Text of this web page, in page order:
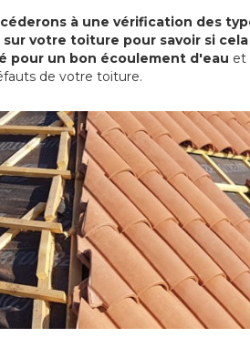
à une vérification des
votre toiture pour savoir si
pour un bon écoulement d'eau et
de votre toiture.